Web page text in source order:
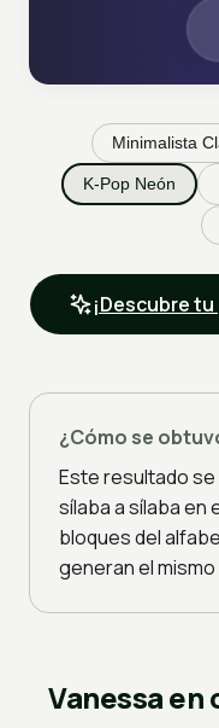
Minimalista
K-Pop Neón
¡Descubre
¿Cómo se
Este resultado
sílaba a sílaba en
bloques del
generan el
Vanessa en